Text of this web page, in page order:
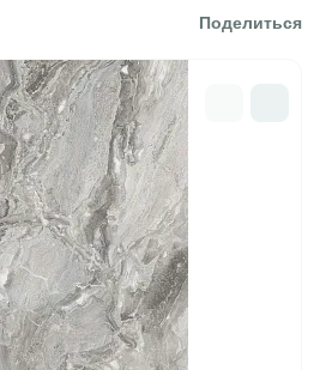
Поделиться